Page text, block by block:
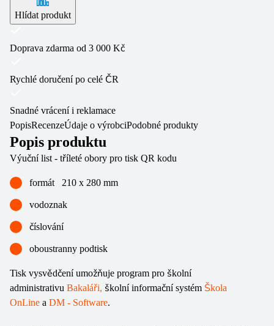
Hlídat produkt
Doprava zdarma od 3 000 Kč
Rychlé doručení po celé ČR
Snadné vrácení i reklamace
PopisRecenzeÚdaje o výrobciPodobné produkty
Popis produktu
Výuční list - tříleté obory pro tisk QR kodu
formát 210 x 280 mm
vodoznak
číslování
oboustranny podtisk
Tisk vysvědčení umožňuje program pro školní
administrativu Bakaláři, školní informační systém Škola
OnLine a DM - Software.